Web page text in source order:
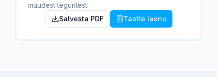
muudest teguritest.
Salvesta PDF
Taotle laenu